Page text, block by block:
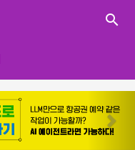
close
search
e
x